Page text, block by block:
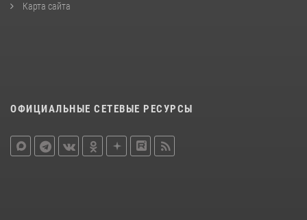
Карта сайта
ОФИЦИАЛЬНЫЕ СЕТЕВЫЕ РЕСУРСЫ